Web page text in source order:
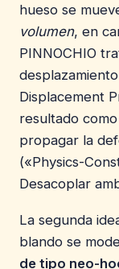
hueso se
volumen, en
PINNOCHIO
Displacement
resultado
propagar la
(«Physics-
Desacoplar
La segunda
blando se
de tipo neo-